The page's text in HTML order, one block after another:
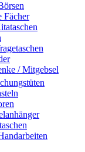
Fächer
/ Mitgebsel